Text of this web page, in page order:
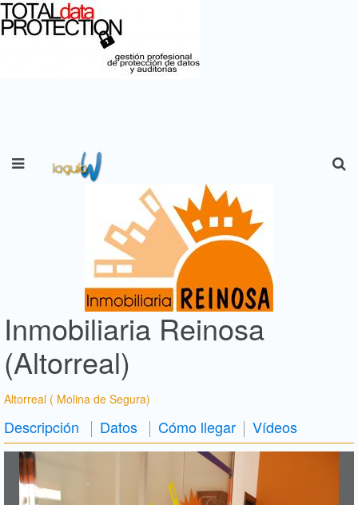
Inmobiliaria Reinosa
(Altorreal)
Altorreal ( Molina de Segura)
Descripción Datos Cómo llegar Vídeos